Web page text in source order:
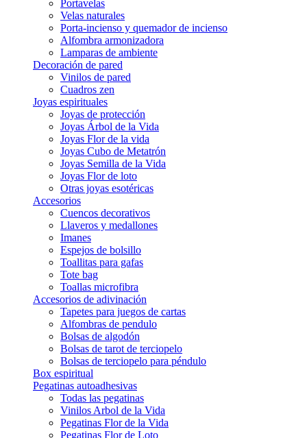
Portavelas
Velas naturales
Porta-incienso y quemador de incienso
Alfombra armonizadora
Lamparas de ambiente
Decoración de pared
Vinilos de pared
Cuadros zen
Joyas espirituales
Joyas de protección
Joyas Árbol de la Vida
Joyas Flor de la vida
Joyas Cubo de Metatrón
Joyas Semilla de la Vida
Joyas Flor de loto
Otras joyas esotéricas
Accesorios
Cuencos decorativos
Llaveros y medallones
Imanes
Espejos de bolsillo
Toallitas para gafas
Tote bag
Toallas microfibra
Accesorios de adivinación
Tapetes para juegos de cartas
Alfombras de pendulo
Bolsas de algodón
Bolsas de tarot de terciopelo
Bolsas de terciopelo para péndulo
Box espiritual
Pegatinas autoadhesivas
Todas las pegatinas
Vinilos Arbol de la Vida
Pegatinas Flor de la Vida
Pegatinas Flor de Loto